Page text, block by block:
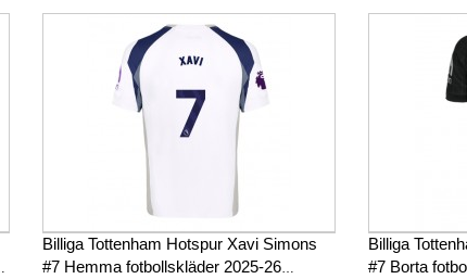
Billiga Tottenham Hotspur Xavi Simons
#7 Hemma fotbollskläder 2025-26
Billiga
#7 Borta